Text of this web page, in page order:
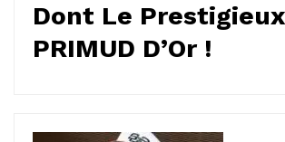
Dont Le Prestigieux
PRIMUD D’Or !